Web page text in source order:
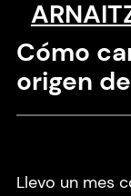
Saltar
contenido
Cómo
origen
Llevo un mes